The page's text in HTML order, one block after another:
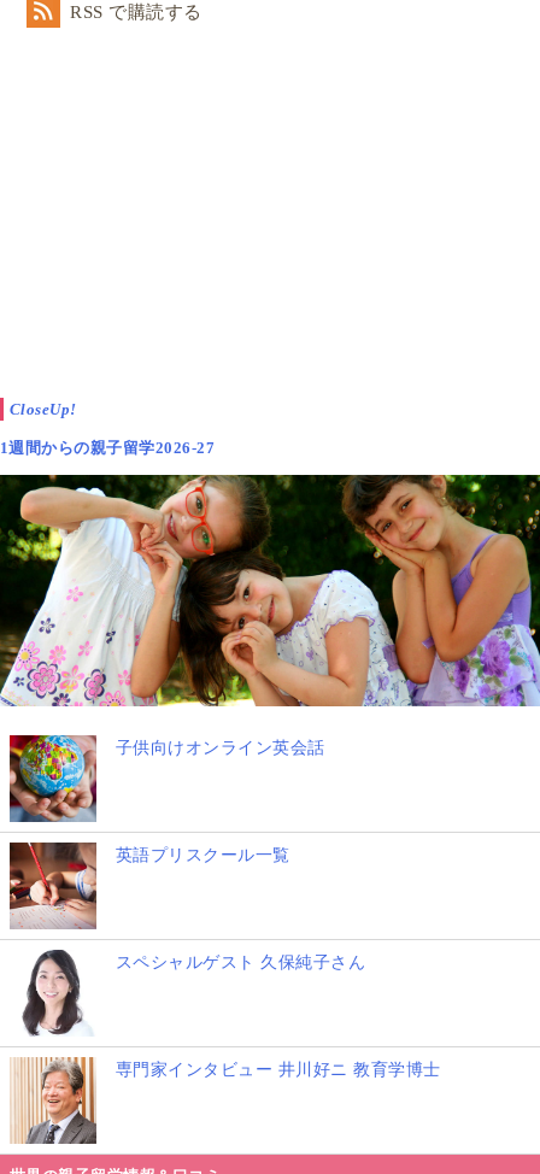
RSS で購読する
CloseUp!
1週間からの親子留学2026-27
子供向けオンライン英会話
英語プリスクール一覧
スペシャルゲスト 久保純子さん
専門家インタビュー 井川好ニ 教育学博士